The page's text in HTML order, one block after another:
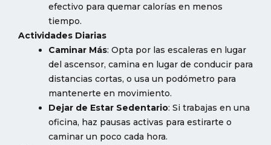
efectivo para quemar calorías en menos
tiempo.
Actividades Diarias
Caminar Más: Opta por las escaleras en lugar
del ascensor, camina en lugar de conducir para
distancias cortas, o usa un podómetro para
mantenerte en movimiento.
Dejar de Estar Sedentario: Si trabajas en una
oficina, haz pausas activas para estirarte o
caminar un poco cada hora.